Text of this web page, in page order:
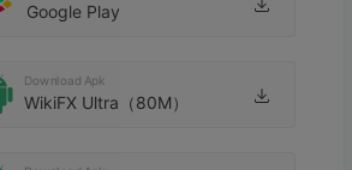
Google Play
Download Apk
WikiFX Ultra（80M）